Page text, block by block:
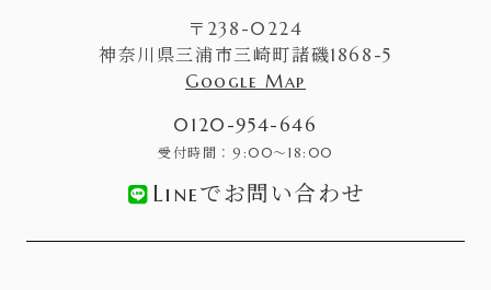
〒238-0224
神奈川県三浦市三崎町諸磯1868-5
Google Map
0120-954-646
受付時間：9:00〜18:00
Lineでお問い合わせ